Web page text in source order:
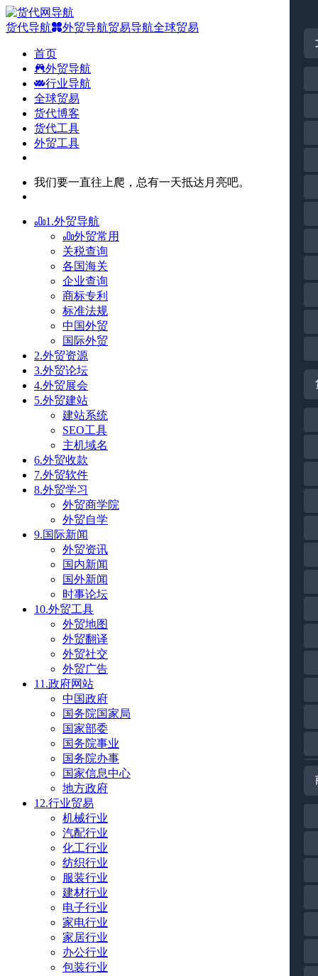
货代导航 外贸导航贸易导航全球贸易
首页
外贸导航
行业导航
全球贸易
货代博客
货代工具
外贸工具
我们要一直往上爬，总有一天抵达月亮吧。
1.外贸导航
外贸常用
关税查询
各国海关
企业查询
商标专利
标准法规
中国外贸
国际外贸
2.外贸资源
3.外贸论坛
4.外贸展会
5.外贸建站
建站系统
SEO工具
主机域名
6.外贸收款
7.外贸软件
8.外贸学习
外贸商学院
外贸自学
9.国际新闻
外贸资讯
国内新闻
国外新闻
时事论坛
10.外贸工具
外贸地图
外贸翻译
外贸社交
外贸广告
11.政府网站
中国政府
国务院国家局
国家部委
国务院事业
国务院办事
国家信息中心
地方政府
12.行业贸易
机械行业
汽配行业
化工行业
纺织行业
服装行业
建材行业
电子行业
家电行业
家居行业
办公行业
包装行业